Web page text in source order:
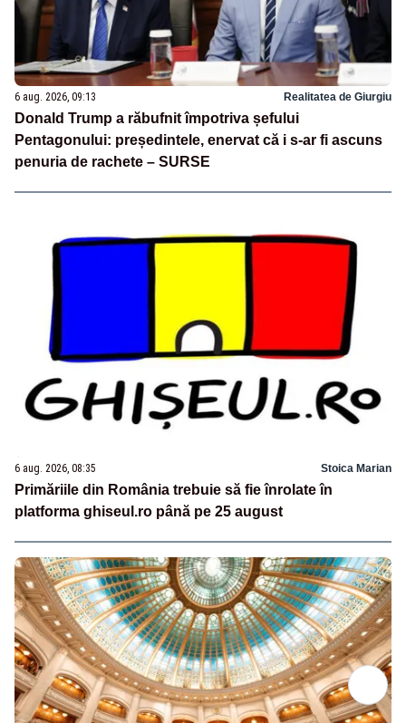
6 aug. 2026, 09:13 Realitatea de Giurgiu
Donald Trump a răbufnit împotriva șefului
Pentagonului: președintele, enervat că i s-ar fi ascuns
penuria de rachete – SURSE
6 aug. 2026, 08:35 Stoica Marian
Primăriile din România trebuie să fie înrolate în
platforma ghiseul.ro până pe 25 august